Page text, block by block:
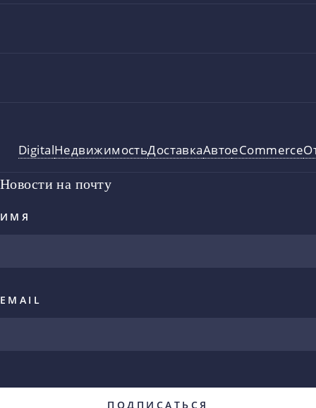
DigitalНедвижимостьДоставкаАвтоeCommerce
Новости на почту
ИМЯ
EMAIL